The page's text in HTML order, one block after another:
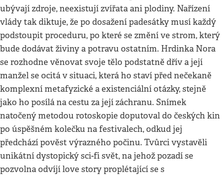
ubývají zdroje, neexistují zvířata ani plodiny. Nařízení
vlády tak diktuje, že po dosažení padesátky musí každý
podstoupit proceduru, po které se změní ve strom, který
bude dodávat živiny a potravu ostatním. Hrdinka Nora
se rozhodne věnovat svoje tělo podstatně dřív a její
manžel se ocitá v situaci, která ho staví před nečekaně
komplexní metafyzické a existenciální otázky, stejně
jako ho posílá na cestu za její záchranu. Snímek
natočený metodou rotoskopie doputoval do českých kin
po úspěšném kolečku na festivalech, odkud jej
předchází pověst výrazného počinu. Tvůrci vystavěli
unikátní dystopický sci-fi svět, na jehož pozadí se
pozvolna odvíjí love story proplétající se s